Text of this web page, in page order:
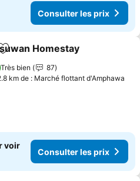
Consulter les prix
Ajouter à mes favoris
Homestay
Très bien
87
km de : Marché flottant d'Amphawa
voir
Consulter les prix